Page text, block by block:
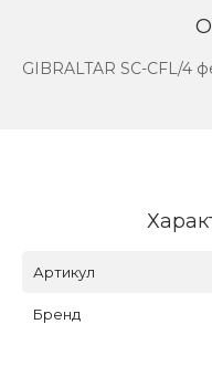
GIBRALTAR SC-CFL/4
Артикул
Бренд